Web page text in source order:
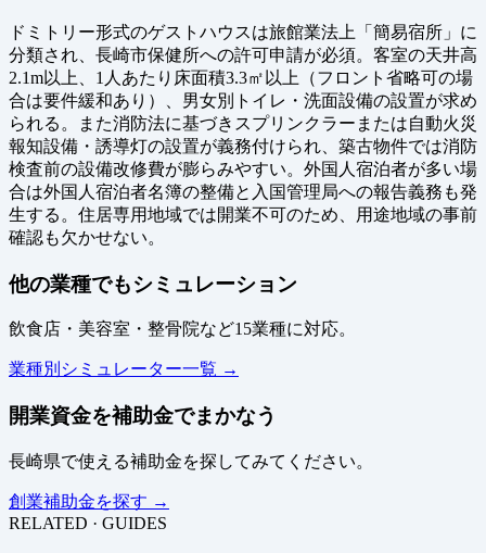
ドミトリー形式のゲストハウスは旅館業法上「簡易宿所」に
分類され、長崎市保健所への許可申請が必須。客室の天井高
2.1m以上、1人あたり床面積3.3㎡以上（フロント省略可の場
合は要件緩和あり）、男女別トイレ・洗面設備の設置が求め
られる。また消防法に基づきスプリンクラーまたは自動火災
報知設備・誘導灯の設置が義務付けられ、築古物件では消防
検査前の設備改修費が膨らみやすい。外国人宿泊者が多い場
合は外国人宿泊者名簿の整備と入国管理局への報告義務も発
生する。住居専用地域では開業不可のため、用途地域の事前
確認も欠かせない。
他の業種でもシミュレーション
飲食店・美容室・整骨院など15業種に対応。
業種別シミュレーター一覧 →
開業資金を補助金でまかなう
長崎県で使える補助金を探してみてください。
創業補助金を探す →
RELATED · GUIDES